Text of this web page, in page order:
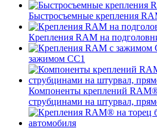
Быстросъемные крепления
Крепления RAM на
зажимом СС1
Компоненты креплений
струбцинами на штурвал,